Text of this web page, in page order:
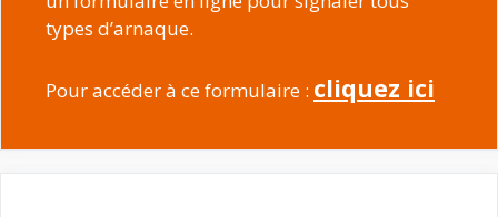
types d’arnaque.
Pour accéder à ce formulaire : cliquez ici